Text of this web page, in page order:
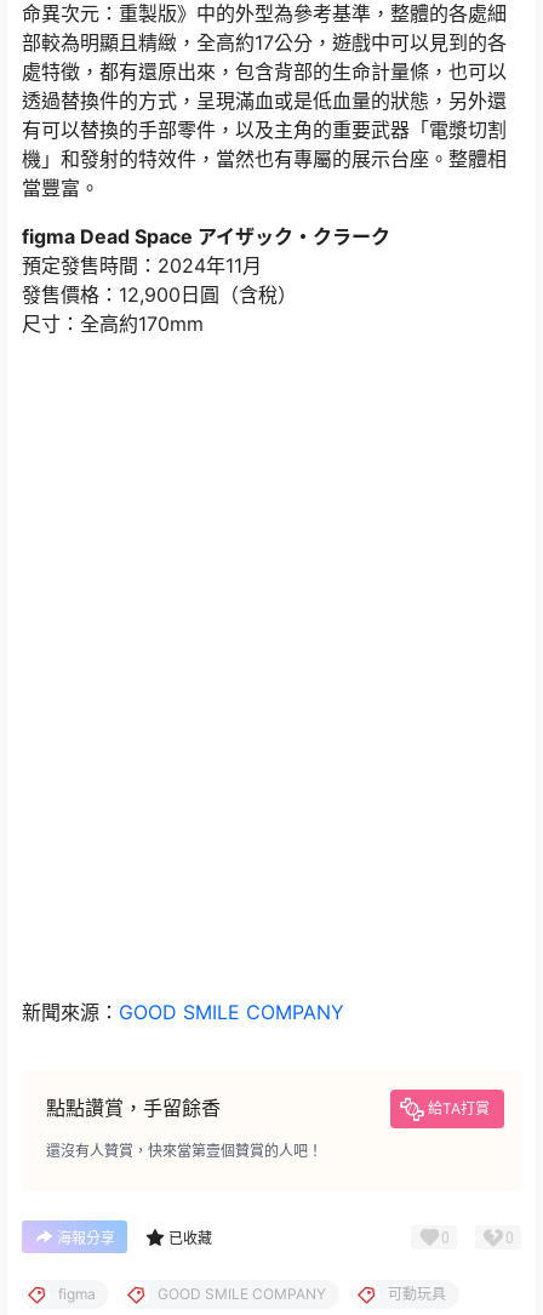
命異次元：重製版》中的外型為參考基準，整體的各處細
部較為明顯且精緻，全高約17公分，遊戲中可以見到的各
處特徵，都有還原出來，包含背部的生命計量條，也可以
透過替換件的方式，呈現滿血或是低血量的狀態，另外還
有可以替換的手部零件，以及主角的重要武器「電漿切割
機」和發射的特效件，當然也有專屬的展示台座。整體相
當豐富。
figma Dead Space アイザック・クラーク
預定發售時間：2024年11月
發售價格：12,900日圓（含稅）
尺寸：全高約170mm
新聞來源： GOOD SMILE COMPANY
點點讚賞，手留餘香 給TA打賞
還沒有人贊賞，快來當第壹個贊賞的人吧！
海報分享 已收藏 0 0
figma GOOD SMILE COMPANY 可動玩具